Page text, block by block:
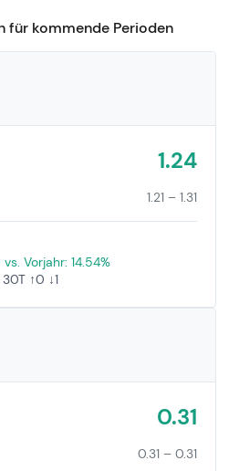
für kommende Perioden
1.24
1.21 – 1.31
Vorjahr: 14.54%
↑0 ↓1
0.31
0.31 – 0.31